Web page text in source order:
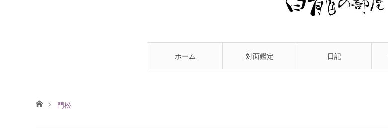
ホーム 対面鑑定 日記
ホーム門松